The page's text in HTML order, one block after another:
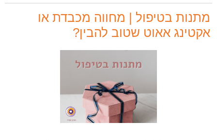
מתנות בטיפול | מחווה מכבדת או
אקטינג אאוט שטוב להבין?